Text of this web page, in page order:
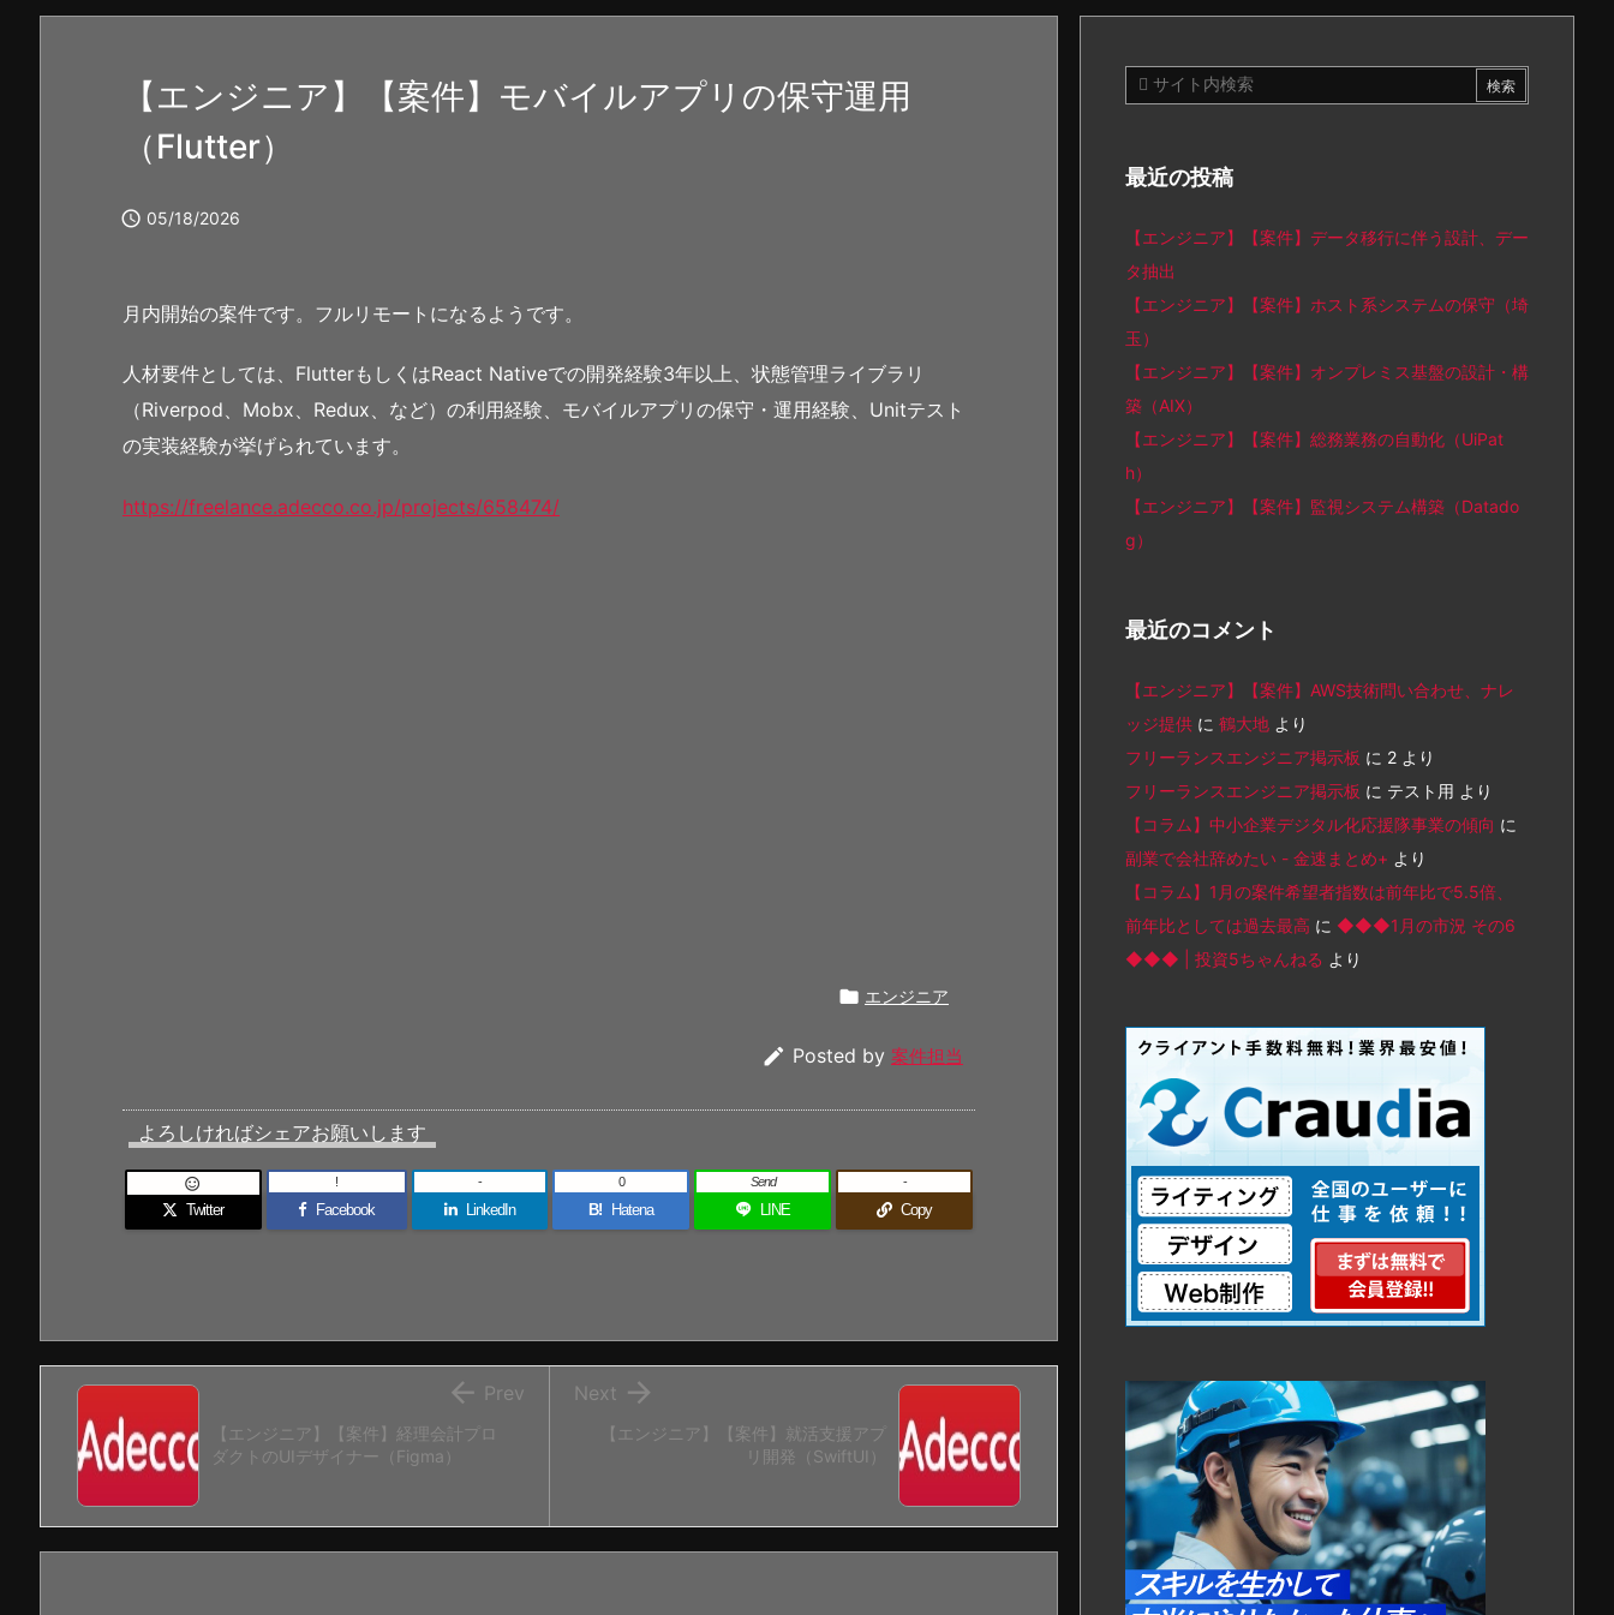
【エンジニア】【案件】モバイルアプリの保守運用
（Flutter）
 05/18/2026
月内開始の案件です。フルリモートになるようです。
人材要件としては、FlutterもしくはReact Nativeでの開発経験3年以上、状態管理ライブラリ
（Riverpod、Mobx、Redux、など）の利用経験、モバイルアプリの保守・運用経験、Unitテスト
の実装経験が挙げられています。
https://freelance.adecco.co.jp/projects/658474/
 エンジニア
 Posted by 案件担当
よろしければシェアお願いします
Twitter

Facebook
!
LinkedIn
-
B! Hatena
0
LINE
Send
Copy
-
【エンジニア】【案件】就活支援アプ
リ開発（SwiftUI）

Next
【エンジニア】【案件】経理会計プロ
ダクトのUIデザイナー（Figma）
 Prev
最近の投稿
【エンジニア】【案件】データ移行に伴う設計、デー
タ抽出
【エンジニア】【案件】ホスト系システムの保守（埼
玉）
【エンジニア】【案件】オンプレミス基盤の設計・構
築（AIX）
【エンジニア】【案件】総務業務の自動化（UiPat
h）
【エンジニア】【案件】監視システム構築（Datado
g）
最近のコメント
【エンジニア】【案件】AWS技術問い合わせ、ナレ
ッジ提供 に 鶴大地 より
フリーランスエンジニア掲示板 に 2 より
フリーランスエンジニア掲示板 に テスト用 より
【コラム】中小企業デジタル化応援隊事業の傾向 に
副業で会社辞めたい - 金速まとめ+ より
【コラム】1月の案件希望者指数は前年比で5.5倍、
前年比としては過去最高 に ◆◆◆1月の市況 その6
◆◆◆ | 投資5ちゃんねる より